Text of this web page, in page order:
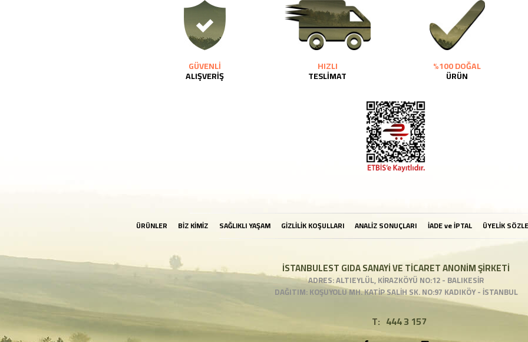
GÜVENLİ
ALIŞVERİŞ
HIZLI
TESLİMAT
%100 DOĞAL
ÜRÜN
ÜRÜNLER BİZ KİMİZ SAĞLIKLI YAŞAM GİZLİLİK KOŞULLARI ANALİZ SONUÇLARI İADE ve İPTAL ÜYELİK
İSTANBULEST GIDA SANAYİ VE TİCARET ANONİM ŞİRKETİ
ADRES: ALTIEYLÜL, KİRAZKÖYÜ NO:12 - BALIKESİR
DAĞITIM: KOŞUYOLU MH. KATİP SALİH SK. NO:97 KADIKÖY - İSTANBUL
T: 444 3 157